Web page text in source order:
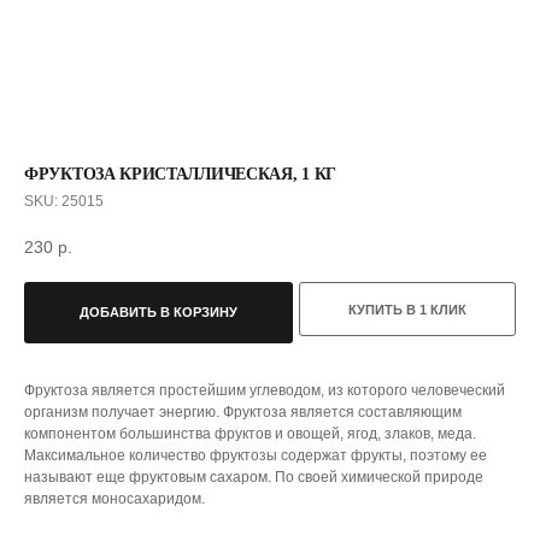
ФРУКТОЗА КРИСТАЛЛИЧЕСКАЯ, 1 КГ
SKU: 25015
230 р.
ДОБАВИТЬ В КОРЗИНУ КУПИТЬ В 1 КЛИК
Фруктоза является простейшим углеводом, из которого человеческий
организм получает энергию. Фруктоза является составляющим
компонентом большинства фруктов и овощей, ягод, злаков, меда.
Максимальное количество фруктозы содержат фрукты, поэтому ее
называют еще фруктовым сахаром. По своей химической природе
является моносахаридом.
С ЭТИМ ТОВАРОМ ПОКУПАЮТ